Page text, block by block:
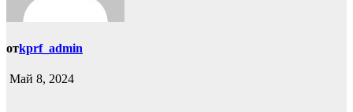
отkprf_admin
Май 8, 2024